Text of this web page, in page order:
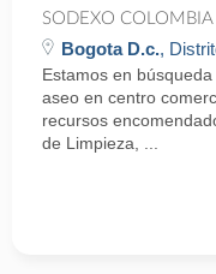
SODEXO COLOMBIA
Bogota D.c.,
Estamos en
aseo en centro
recursos
de Limpieza, ...